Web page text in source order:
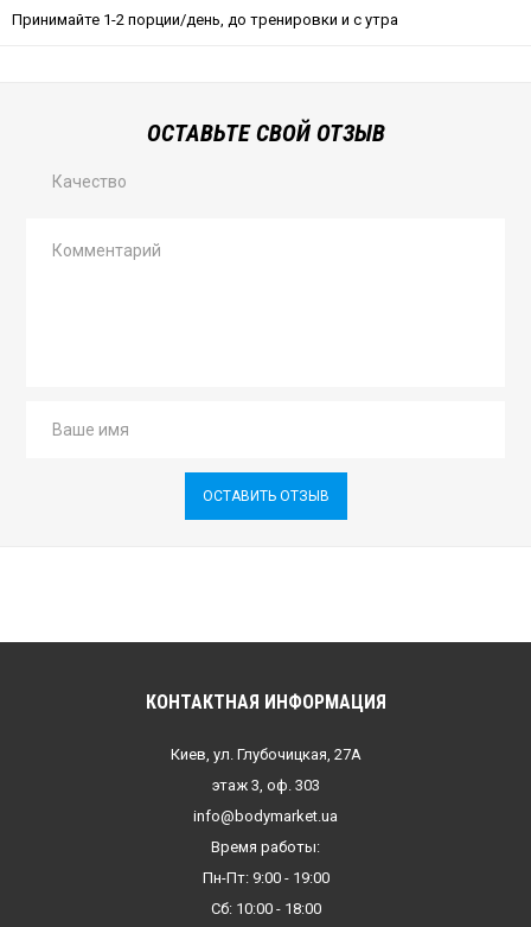
Принимайте 1-2 порции/день, до тренировки и с утра
ОСТАВЬТЕ СВОЙ ОТЗЫВ
Качество
ОСТАВИТЬ ОТЗЫВ
КОНТАКТНАЯ ИНФОРМАЦИЯ
Киев, ул. Глубочицкая, 27А
этаж 3, оф. 303
info@bodymarket.ua
Время работы:
Пн-Пт: 9:00 - 19:00
Сб: 10:00 - 18:00